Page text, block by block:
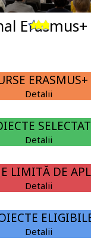
ERASMUS+
Detalii
Detalii
LIMITĂ DE
Detalii
Detalii